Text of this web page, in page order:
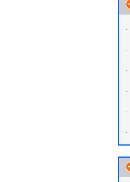
·
·
·
·
·
·